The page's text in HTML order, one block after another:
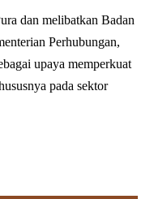
dan melibatkan Badan
Perhubungan,
upaya memperkuat
pada sektor